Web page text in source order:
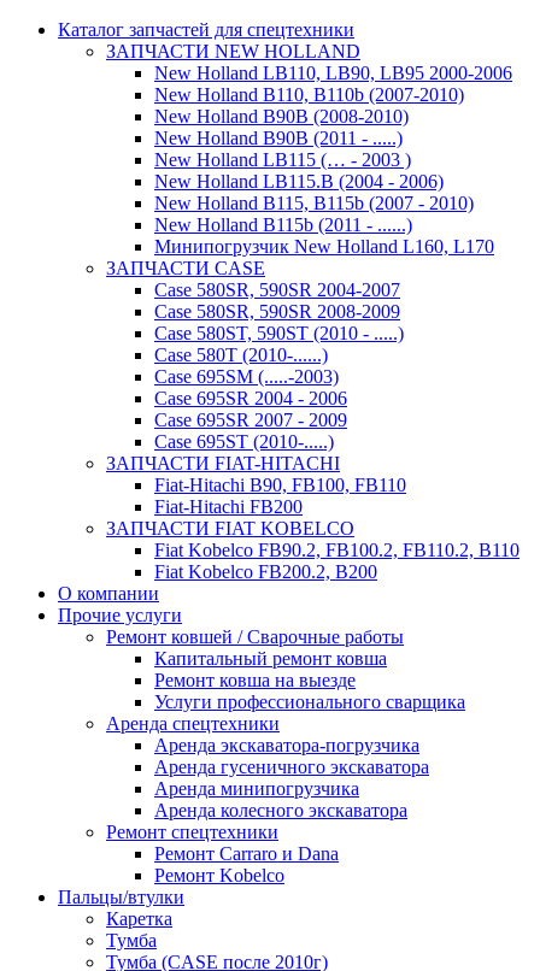
Каталог запчастей для спецтехники
ЗАПЧАСТИ NEW HOLLAND
New Holland LB110, LB90, LB95 2000-2006
New Holland B110, B110b (2007-2010)
New Holland B90B (2008-2010)
New Holland B90B (2011 - .....)
New Holland LB115 (… - 2003 )
New Holland LB115.B (2004 - 2006)
New Holland B115, B115b (2007 - 2010)
New Holland B115b (2011 - ......)
Минипогрузчик New Holland L160, L170
ЗАПЧАСТИ CASE
Case 580SR, 590SR 2004-2007
Case 580SR, 590SR 2008-2009
Case 580ST, 590ST (2010 - .....)
Case 580T (2010-......)
Case 695SM (.....-2003)
Case 695SR 2004 - 2006
Case 695SR 2007 - 2009
Case 695ST (2010-.....)
ЗАПЧАСТИ FIAT-HITACHI
Fiat-Hitachi B90, FB100, FB110
Fiat-Hitachi FB200
ЗАПЧАСТИ FIAT KOBELCO
Fiat Kobelco FB90.2, FB100.2, FB110.2, B110
Fiat Kobelco FB200.2, B200
О компании
Прочие услуги
Ремонт ковшей / Сварочные работы
Капитальный ремонт ковша
Ремонт ковша на выезде
Услуги профессионального сварщика
Аренда спецтехники
Аренда экскаватора-погрузчика
Аренда гусеничного экскаватора
Аренда минипогрузчика
Аренда колесного экскаватора
Ремонт спецтехники
Ремонт Carraro и Dana
Ремонт Kobelco
Пальцы/втулки
Каретка
Тумба
Тумба (CASE после 2010г)